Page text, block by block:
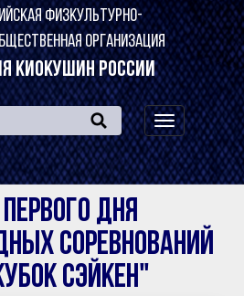
ФИЗКУЛЬТУРНО-
ОРГАНИЗАЦИЯ
КИОКУШИН РОССИИ
навигация
по
сайту
дня
соревнований
Сэйкен"